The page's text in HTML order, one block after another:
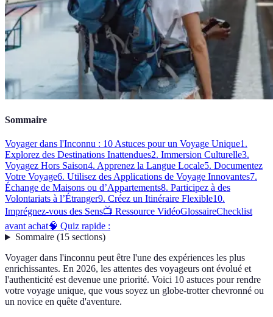
Sommaire
Voyager dans l'Inconnu : 10 Astuces pour un Voyage Unique1.
Explorez des Destinations Inattendues2. Immersion Culturelle3.
Voyagez Hors Saison4. Apprenez la Langue Locale5. Documentez
Votre Voyage6. Utilisez des Applications de Voyage Innovantes7.
Échange de Maisons ou d’Appartements8. Participez à des
Volontariats à l’Étranger9. Créez un Itinéraire Flexible10.
Imprégnez-vous des Sens📺 Ressource VidéoGlossaireChecklist
avant achat🧠 Quiz rapide :
Sommaire(15 sections)
Voyager dans l'inconnu peut être l'une des expériences les plus
enrichissantes. En 2026, les attentes des voyageurs ont évolué et
l'authenticité est devenue une priorité. Voici 10 astuces pour rendre
votre voyage unique, que vous soyez un globe-trotter chevronné ou
un novice en quête d'aventure.